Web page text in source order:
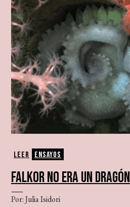
Leer Ensayos
FALKOR NO ERA UN DRAGÓN
Por: Julia Isidori